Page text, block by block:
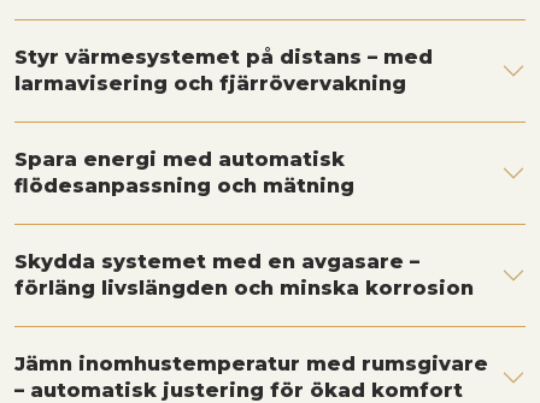
Styr värmesystemet på distans – med
larmavisering och fjärrövervakning
Spara energi med automatisk
flödesanpassning och mätning
Skydda systemet med en avgasare –
förläng livslängden och minska korrosion
Jämn inomhustemperatur med rumsgivare
– automatisk justering för ökad komfort